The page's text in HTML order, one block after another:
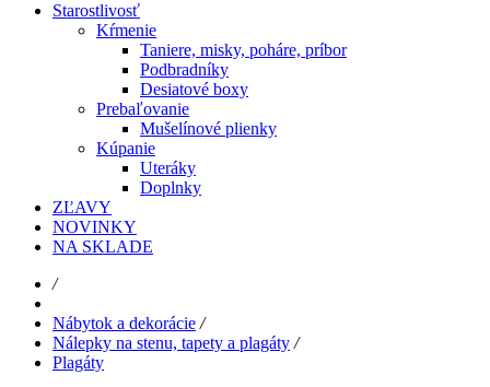
Starostlivosť
Kŕmenie
Taniere, misky, poháre, príbor
Podbradníky
Desiatové boxy
Prebaľovanie
Mušelínové plienky
Kúpanie
Uteráky
Doplnky
ZĽAVY
NOVINKY
NA SKLADE
/
Nábytok a dekorácie /
Nálepky na stenu, tapety a plagáty /
Plagáty